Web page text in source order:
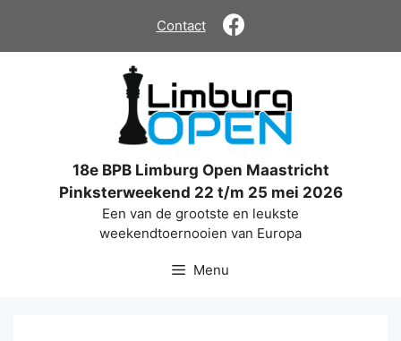
de
Contact
18e BPB Limburg Open Maastricht
Pinksterweekend 22 t/m 25 mei 2026
Een van de grootste en leukste
weekendtoernooien van Europa
Menu